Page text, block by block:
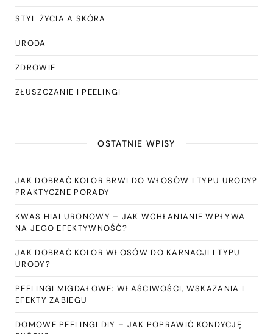
STYL ŻYCIA A SKÓRA
URODA
ZDROWIE
ZŁUSZCZANIE I PEELINGI
OSTATNIE WPISY
JAK DOBRAĆ KOLOR BRWI DO WŁOSÓW I TYPU URODY?
PRAKTYCZNE PORADY
KWAS HIALURONOWY – JAK WCHŁANIANIE WPŁYWA
NA JEGO EFEKTYWNOŚĆ?
JAK DOBRAĆ KOLOR WŁOSÓW DO KARNACJI I TYPU
URODY?
PEELINGI MIGDAŁOWE: WŁAŚCIWOŚCI, WSKAZANIA I
EFEKTY ZABIEGU
DOMOWE PEELINGI DIY – JAK POPRAWIĆ KONDYCJĘ